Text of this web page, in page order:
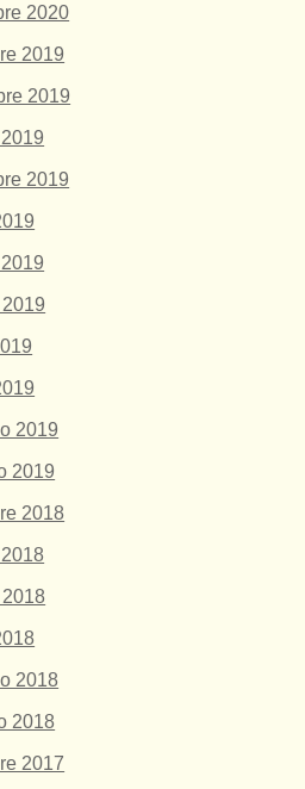
2020
2019
2019
2019
2019
2019
2018
2018
2018
2017